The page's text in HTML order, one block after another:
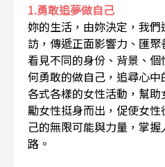
1.勇敢追夢做自己
妳的生活，由妳決定，我
訪，傳遞正面影響力、匯
看見不同的身份、背景、
何勇敢的做自己，追尋心
各式各樣的女性活動，幫
勵女性挺身而出，促使女
己的無限可能與力量，掌
路。